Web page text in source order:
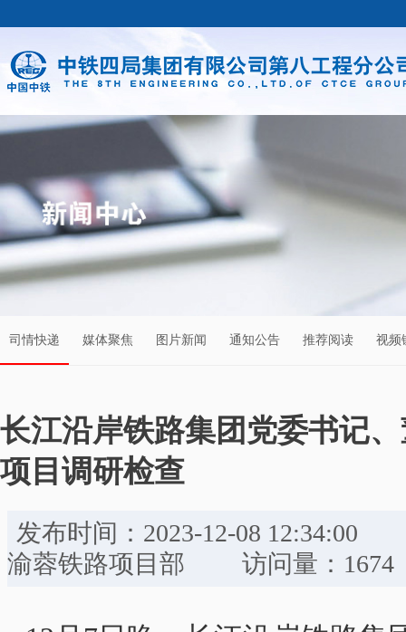
司情快递 媒体聚焦 图片新闻 通知公告 推荐阅读 视频
长江沿岸铁路集团党委书记
项目调研检查
发布时间：2023-12-08
渝蓉铁路项目部 访问量：1674